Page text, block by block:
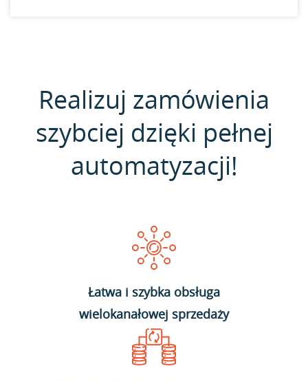
Realizuj zamówienia
szybciej dzięki pełnej
automatyzacji!
Łatwa i szybka obsługa
wielokanałowej sprzedaży